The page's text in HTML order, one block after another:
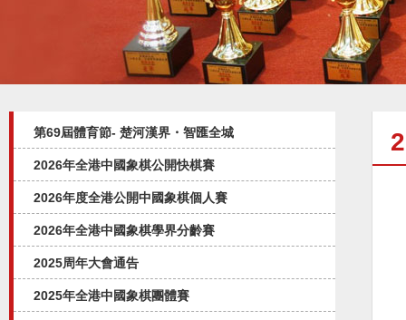
第69屆體育節- 楚河漢界・智匯全城
2026年全港中國象棋公開快棋賽
2026年度全港公開中國象棋個人賽
2026年全港中國象棋學界分齡賽
2025周年大會通告
2025年全港中國象棋團體賽